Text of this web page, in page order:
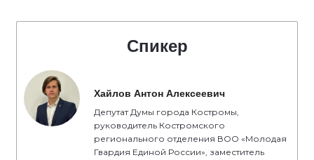
Спикер
Хайлов Антон Алексеевич
Депутат Думы города Костромы,
руководитель Костромского
регионального отделения ВОО «Молодая
Гвардия Единой России», заместитель